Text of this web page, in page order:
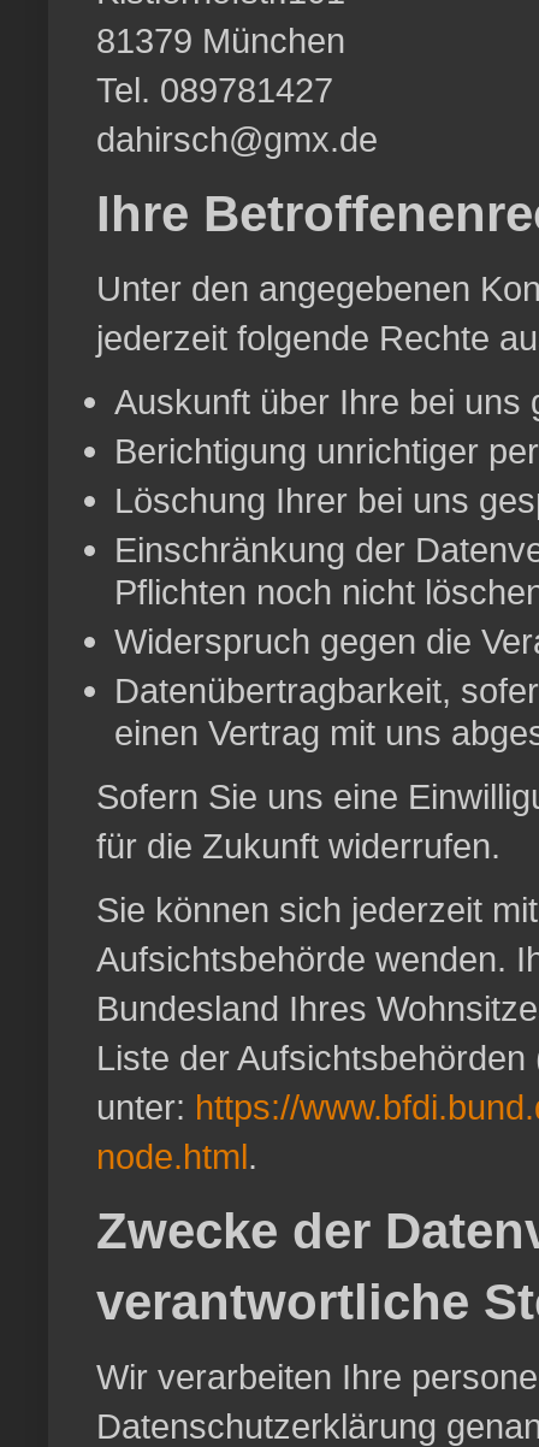
81379 München
Tel. 089781427
dahirsch@gmx.de
Ihre
Unter den angegebenen
jederzeit folgende Rechte
Auskunft über Ihre bei uns
Berichtigung unrichtiger
Löschung Ihrer bei uns
Einschränkung der
Pflichten noch nicht
Widerspruch gegen die
Datenübertragbarkeit,
einen Vertrag mit uns
Sofern Sie uns eine
für die Zukunft widerrufen.
Sie können sich jederzeit
Aufsichtsbehörde wenden.
Bundesland Ihres
Liste der
unter: https://
node.html.
Zwecke der
verantwortliche
Wir verarbeiten Ihre
Datenschutzerklärung